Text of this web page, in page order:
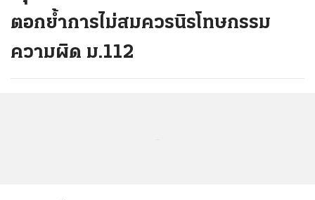
ตอกย้ำการไม่สมควรนิรโทษกรรม
ความผิด ม.112